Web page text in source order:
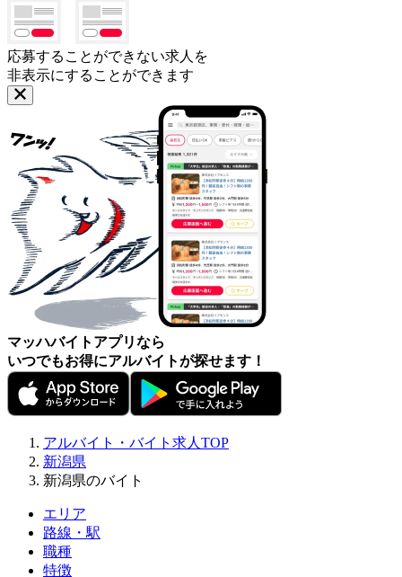
応募することができない求人を
非表示にすることができます
マッハバイトアプリなら
いつでもお得にアルバイトが探せます！
アルバイト・バイト求人TOP
新潟県
新潟県のバイト
エリア
路線・駅
職種
特徴